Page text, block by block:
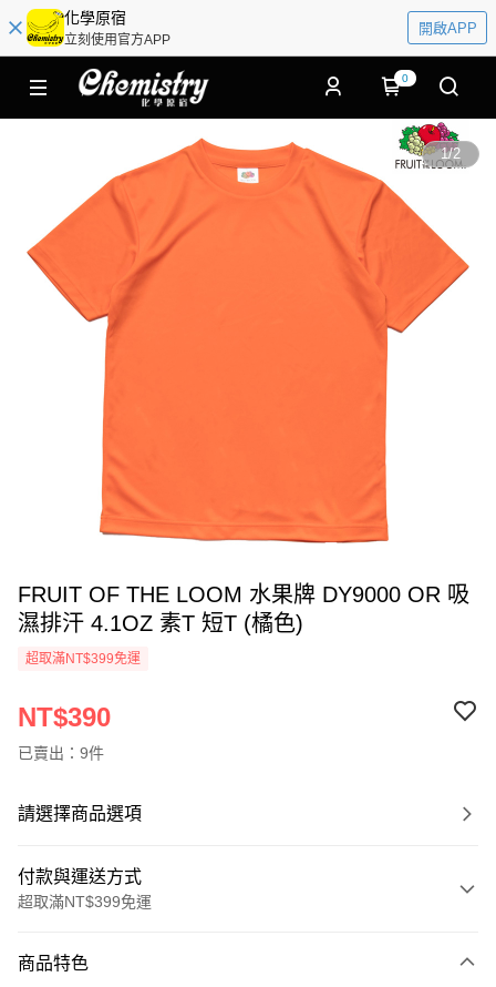
化學原宿
立刻使用官方APP
開啟APP
0
1/2
FRUIT OF THE LOOM 水果牌 DY9000 OR 吸
濕排汗 4.1OZ 素T 短T (橘色)
超取滿NT$399免運
NT$390
已賣出：9件
請選擇商品選項
付款與運送方式
超取滿NT$399免運
信用卡一次付款
商品特色